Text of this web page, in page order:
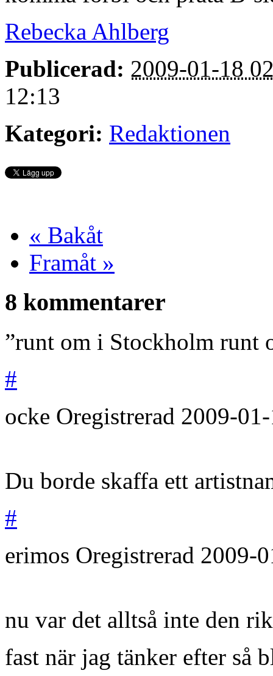
Rebecka Ahlberg
Publicerad: 2009-01-18
12:13
Kategori: Redaktionen
« Bakåt
Framåt »
8 kommentarer
”runt om i Stockholm runt
#
ocke Oregistrerad 2009-
Du borde skaffa ett
#
erimos Oregistrerad 2009-
nu var det alltså inte den
fast när jag tänker efter så